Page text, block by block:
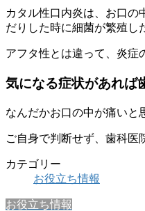
カタル性口内炎は、お口の
だりした時に細菌が繁殖し
アフタ性とは違って、炎症
気になる症状があれば
なんだかお口の中が痛いと
ご自身で判断せず、歯科医
カテゴリー
お役立ち情報
お役立ち情報